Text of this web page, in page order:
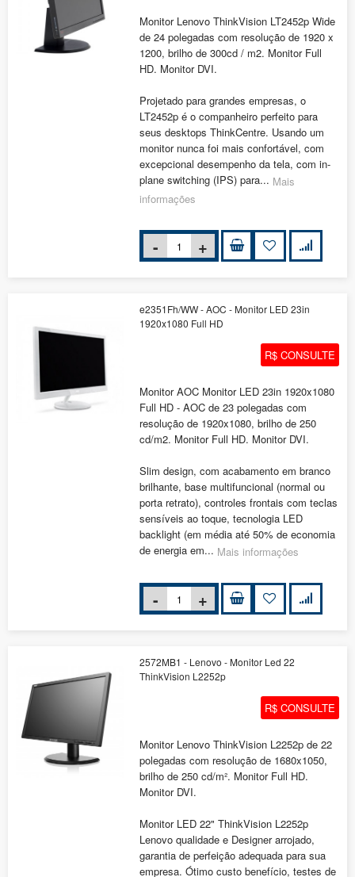
Monitor Lenovo ThinkVision LT2452p Wide
de 24 polegadas com resolução de 1920 x
1200, brilho de 300cd / m2. Monitor Full
HD. Monitor DVI.
Projetado para grandes empresas, o
LT2452p é o companheiro perfeito para
seus desktops ThinkCentre. Usando um
monitor nunca foi mais confortável, com
excepcional desempenho da tela, com in-
plane switching (IPS) para... Mais
informações
e2351Fh/WW - AOC - Monitor LED 23in
1920x1080 Full HD
R$ CONSULTE
Monitor AOC Monitor LED 23in 1920x1080
Full HD - AOC de 23 polegadas com
resolução de 1920x1080, brilho de 250
cd/m2. Monitor Full HD. Monitor DVI.
Slim design, com acabamento em branco
brilhante, base multifuncional (normal ou
porta retrato), controles frontais com teclas
sensíveis ao toque, tecnologia LED
backlight (em média até 50% de economia
de energia em... Mais informações
2572MB1 - Lenovo - Monitor Led 22
ThinkVision L2252p
R$ CONSULTE
Monitor Lenovo ThinkVision L2252p de 22
polegadas com resolução de 1680x1050,
brilho de 250 cd/m². Monitor Full HD.
Monitor DVI.
Monitor LED 22" ThinkVision L2252p
Lenovo qualidade e Designer arrojado,
garantia de perfeição adequada para sua
empresa. Ótimo custo benefício, testes de